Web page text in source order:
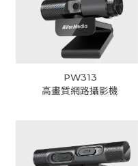
PW313
高畫質網路攝影機